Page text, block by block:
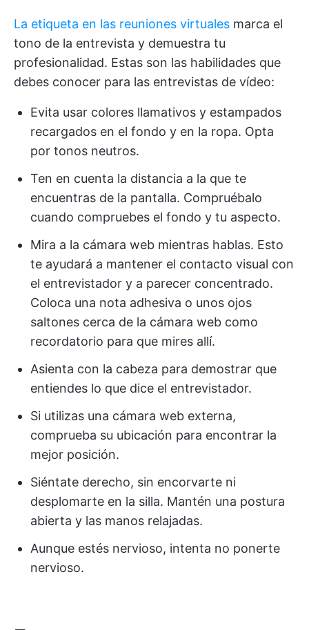
La etiqueta en las reuniones virtuales marca el
tono de la entrevista y demuestra tu
profesionalidad. Estas son las habilidades que
debes conocer para las entrevistas de vídeo:
Evita usar colores llamativos y estampados
recargados en el fondo y en la ropa. Opta
por tonos neutros.
Ten en cuenta la distancia a la que te
encuentras de la pantalla. Compruébalo
cuando compruebes el fondo y tu aspecto.
Mira a la cámara web mientras hablas. Esto
te ayudará a mantener el contacto visual con
el entrevistador y a parecer concentrado.
Coloca una nota adhesiva o unos ojos
saltones cerca de la cámara web como
recordatorio para que mires allí.
Asienta con la cabeza para demostrar que
entiendes lo que dice el entrevistador.
Si utilizas una cámara web externa,
comprueba su ubicación para encontrar la
mejor posición.
Siéntate derecho, sin encorvarte ni
desplomarte en la silla. Mantén una postura
abierta y las manos relajadas.
Aunque estés nervioso, intenta no ponerte
nervioso.